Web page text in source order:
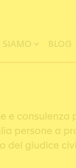
SIAMO BLOG
e consulenza
persone a
del giudice